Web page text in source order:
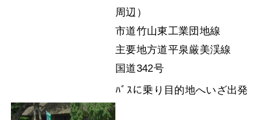
周辺）
市道竹山東工業団地線
主要地方道平泉厳美渓線
国道342号
ﾊﾞｽに乗り目的地へいざ出発